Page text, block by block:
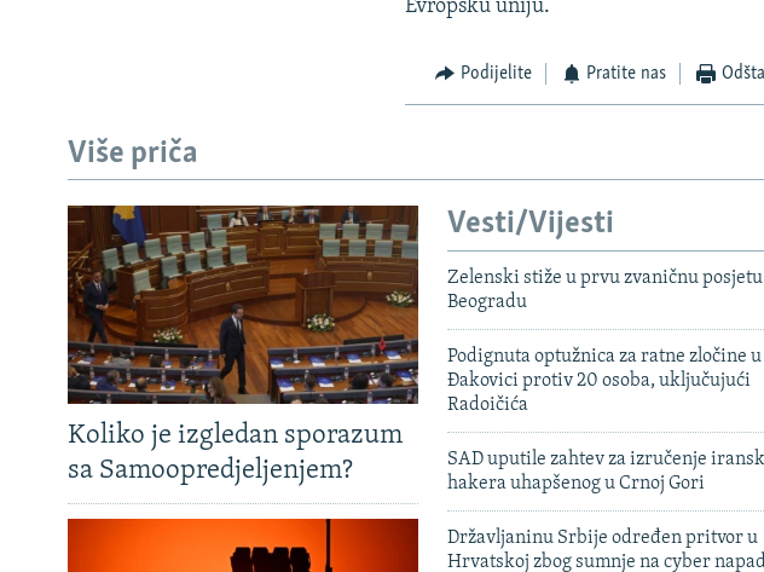
Evropsku uniju.
Podijelite Pratite nas
Više priča
Koliko je izgledan sporazum
sa Samoopredjeljenjem?
Vesti/Vijesti
Zelenski stiže u prvu zvaničnu posjetu
Beogradu
Podignuta optužnica za ratne zločine u
Đakovici protiv 20 osoba, uključujući
Radoičića
SAD uputile zahtev za izručenje
hakera uhapšenog u Crnoj Gori
Državljaninu Srbije određen pritvor u
Hrvatskoj zbog sumnje na cyber